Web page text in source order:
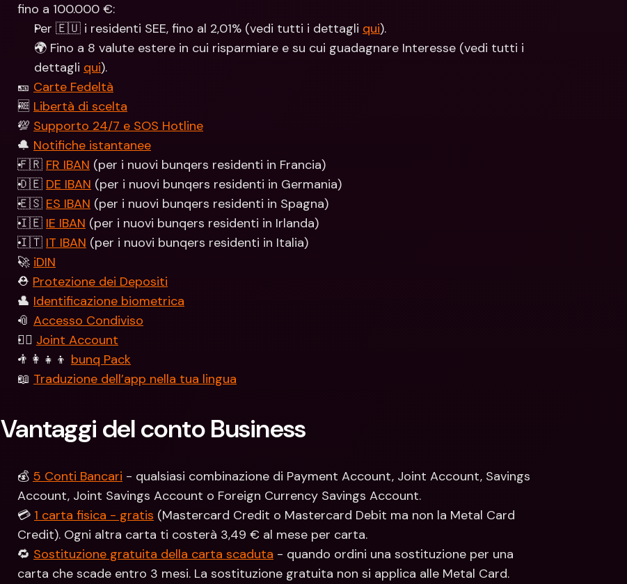
fino a 100.000 €:
Per 🇪🇺 i residenti SEE, fino al 2,01% (vedi tutti i dettagli qui).
🌍 Fino a 8 valute estere in cui risparmiare e su cui guadagnare Interesse (vedi tutti i
dettagli qui).
🎫 Carte Fedeltà
🆓 Libertà di scelta
💯 Supporto 24/7 e SOS Hotline
🔔 Notifiche istantanee
🇫🇷 FR IBAN (per i nuovi bunqers residenti in Francia)
🇩🇪 DE IBAN (per i nuovi bunqers residenti in Germania)
🇪🇸 ES IBAN (per i nuovi bunqers residenti in Spagna)
🇮🇪 IE IBAN (per i nuovi bunqers residenti in Irlanda)
🇮🇹 IT IBAN (per i nuovi bunqers residenti in Italia)
🚀 iDIN
⛑️ Protezione dei Depositi
👤 Identificazione biometrica
📎 Accesso Condiviso
👯‍♀ Joint Account
👨‍👩‍👧‍👦 bunq Pack
📖 Traduzione dell’app nella tua lingua
Vantaggi del conto Business
💰 5 Conti Bancari - qualsiasi combinazione di Payment Account, Joint Account, Savings
Account, Joint Savings Account o Foreign Currency Savings Account.
💳 1 carta fisica - gratis (Mastercard Credit o Mastercard Debit ma non la Metal Card
Credit). Ogni altra carta ti costerà 3,49 € al mese per carta.
🔁 Sostituzione gratuita della carta scaduta - quando ordini una sostituzione per una
carta che scade entro 3 mesi. La sostituzione gratuita non si applica alle Metal Card.